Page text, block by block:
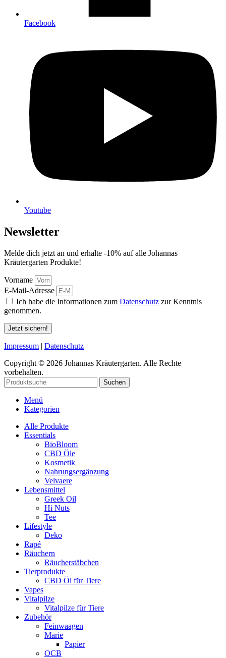
Facebook
Youtube
Newsletter
Melde dich jetzt an und erhalte -10% auf alle Johannas
Kräutergarten Produkte!
Vorname
E-Mail-Adresse
Ich habe die Informationen zum Datenschutz zur Kenntnis
genommen.
Jetzt sichern!
Impressum | Datenschutz
Copyright © 2026 Johannas Kräutergarten. Alle Rechte
vorbehalten.
Suchen
Menü
Kategorien
Alle Produkte
Essentials
BioBloom
CBD Öle
Kosmetik
Nahrungsergänzung
Velvaere
Lebensmittel
Greek Oil
Hi Nuts
Tee
Lifestyle
Deko
Rapé
Räuchern
Räucherstäbchen
Tierprodukte
CBD Öl für Tiere
Vapes
Vitalpilze
Vitalpilze für Tiere
Zubehör
Feinwaagen
Marie
Papier
OCB